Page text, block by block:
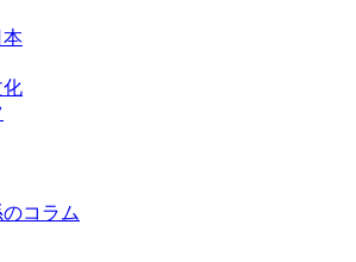
本
化
コラム